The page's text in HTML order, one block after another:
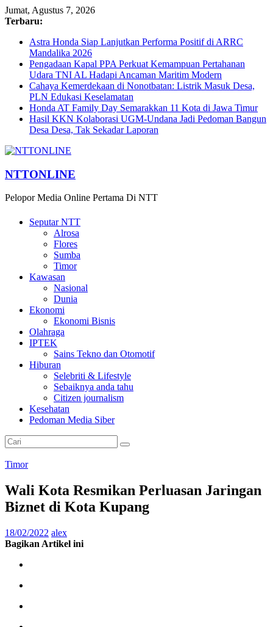
Jumat, Agustus 7, 2026
Terbaru:
Astra Honda Siap Lanjutkan Performa Positif di ARRC
Mandalika 2026
Pengadaan Kapal PPA Perkuat Kemampuan Pertahanan
Udara TNI AL Hadapi Ancaman Maritim Modern
Cahaya Kemerdekaan di Nonotbatan: Listrik Masuk Desa,
PLN Edukasi Keselamatan
Honda AT Family Day Semarakkan 11 Kota di Jawa Timur
Hasil KKN Kolaborasi UGM-Undana Jadi Pedoman Bangun
Desa Desa, Tak Sekadar Laporan
NTTONLINE
Pelopor Media Online Pertama Di NTT
Seputar NTT
Alrosa
Flores
Sumba
Timor
Kawasan
Nasional
Dunia
Ekonomi
Ekonomi Bisnis
Olahraga
IPTEK
Sains Tekno dan Otomotif
Hiburan
Selebriti & Lifestyle
Sebaiknya anda tahu
Citizen journalism
Kesehatan
Pedoman Media Siber
Timor
Wali Kota Resmikan Perluasan Jaringan
Biznet di Kota Kupang
18/02/2022 alex
Bagikan Artikel ini